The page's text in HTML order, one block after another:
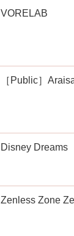
VORELAB
［Public］
Disney Dreams
Zenless Zone